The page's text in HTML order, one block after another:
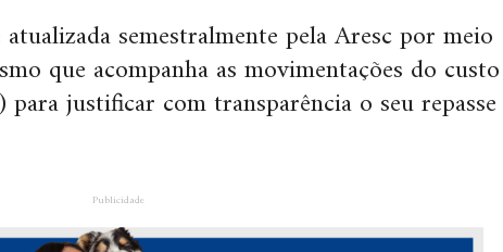
semestralmente pela Aresc por meio
que acompanha as movimentações do custo
justificar com transparência o seu repasse
Publicidade